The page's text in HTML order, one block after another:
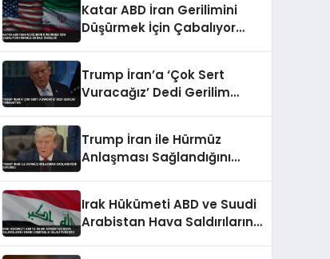
Katar ABD İran Gerilimini
Düşürmek İçin Çabalıyor
Trump İran’a ‘Çok Sert
Vuracağız’ Dedi Gerilim
Trump İran ile Hürmüz
Anlaşması Sağlandığını
Irak Hükümeti ABD ve Suudi
Arabistan Hava Saldırılarını